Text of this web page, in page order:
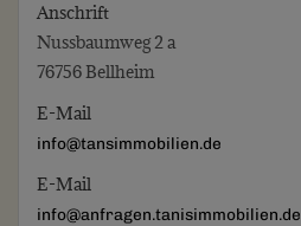
Anschrift
Nussbaumweg 2 a
76756 Bellheim
E-Mail
info@tansimmobilien.de
E-Mail
info@anfragen.tanisimmobilien.de